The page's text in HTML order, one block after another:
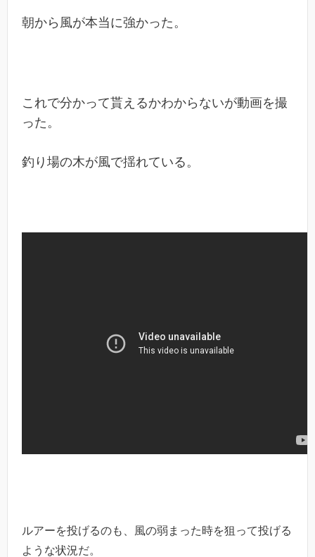
朝から風が本当に強かった。
これで分かって貰えるかわからないが動画を撮
った。
釣り場の木が風で揺れている。
ルアーを投げるのも、風の弱まった時を狙って投げる
ような状況だ。